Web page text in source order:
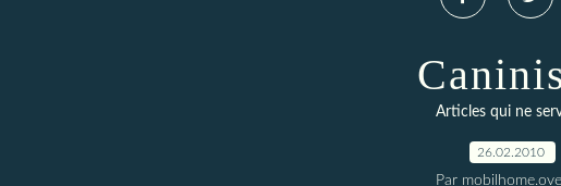
Articles qui ne
26.02.2010
Par